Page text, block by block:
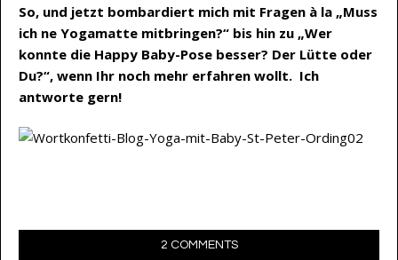
So, und jetzt bombardiert mich mit Fragen à la „Muss
ich ne Yogamatte mitbringen?“ bis hin zu „Wer
konnte die Happy Baby-Pose besser? Der Lütte oder
Du?“, wenn Ihr noch mehr erfahren wollt. Ich
antworte gern!
2 COMMENTS